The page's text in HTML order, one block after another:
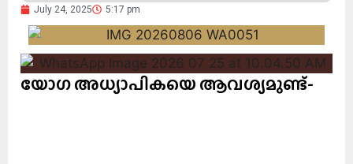
July 24, 2025 5:17 pm
യോഗ അധ്യാപികയെ ആവശ്യമുണ്ട്-